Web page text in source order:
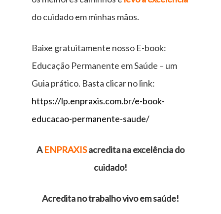
do cuidado em minhas mãos.
Baixe gratuitamente nosso E-book:
Educação Permanente em Saúde – um
Guia prático. Basta clicar no link:
https://lp.enpraxis.com.br/e-book-
educacao-permanente-saude/
AENPRAXISacredita na excelência do
cuidado!
Acredita no trabalho vivo em saúde!